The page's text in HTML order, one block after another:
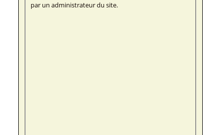
par un administrateur du site.